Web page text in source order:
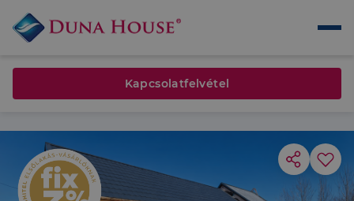
Kapcsolatfelvétel